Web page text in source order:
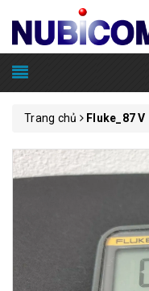
Trang chủ Fluke_87 V